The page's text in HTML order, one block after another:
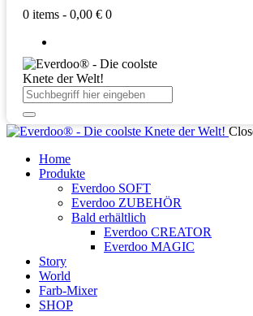
0 items - 0,00 € 0
Home
Produkte
Everdoo SOFT
Everdoo ZUBEHÖR
Bald erhältlich
Everdoo CREATOR
Everdoo MAGIC
Story
World
Farb-Mixer
SHOP